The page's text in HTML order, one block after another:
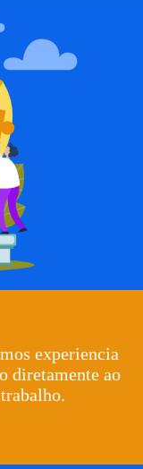
experiencia
diretamente ao